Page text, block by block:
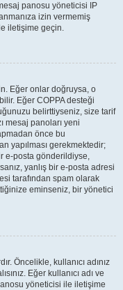
panosu yöneticisi IP
izin vermemiş
iletişime geçin.
Eğer onlar doğruysa, o
Eğer COPPA desteği
belirttiyseniz, size tarif
mesaj panoları yeni
önce bu
yapılması gerekmektedir;
e-posta gönderildiyse,
yanlış bir e-posta adresi
tarafından spam olarak
eminseniz, bir yönetici
Öncelikle, kullanıcı adınız
Eğer kullanıcı adı ve
yöneticisi ile iletişime